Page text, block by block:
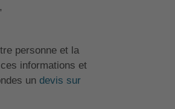
personne et la
informations et
un devis sur